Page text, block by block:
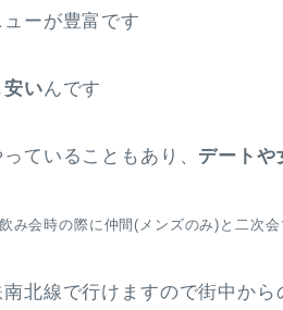
ーが豊富です
安いんです
ていることもあり、 デートや
み会時の際に仲間(メンズのみ)と二次
南北線で行けますので街中か